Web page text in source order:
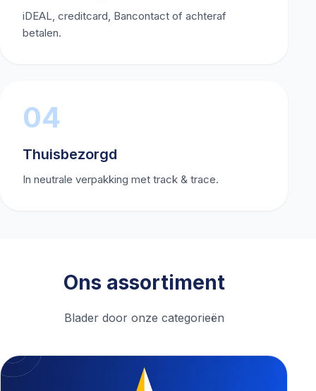
iDEAL, creditcard, Bancontact of achteraf
betalen.
04
Thuisbezorgd
In neutrale verpakking met track & trace.
Ons assortiment
Blader door onze categorieën